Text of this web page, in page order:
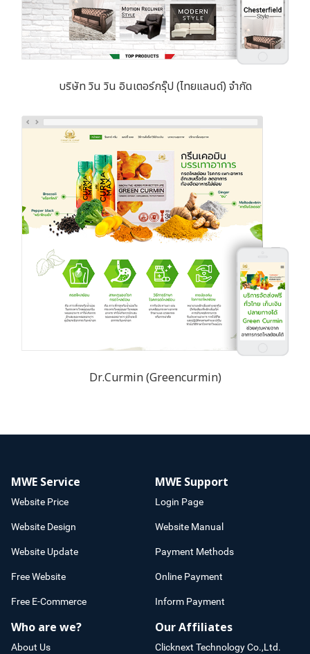
บริษัท วิน วิน อินเตอร์กรุ๊ป (ไทยแลนด์) จำกัด
Dr.Curmin (Greencurmin)
MWE Service
Website Price
Website Design
Website Update
Free Website
Free E-Commerce
MWE Support
Login Page
Website Manual
Payment Methods
Online Payment
Inform Payment
Who are we?
About Us
Our Affiliates
Clicknext Technology Co.,Ltd.